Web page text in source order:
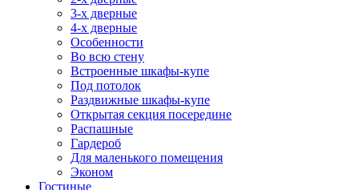
3-х дверные
4-х дверные
Особенности
Во всю стену
Встроенные шкафы-купе
Под потолок
Раздвижные шкафы-купе
Открытая секция посередине
Распашные
Гардероб
Для маленького помещения
Эконом
Гостиные